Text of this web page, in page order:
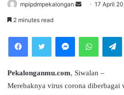
mpipdmpekalongan
e
m
17 April
2 minutes read
Pekalonganmu.com, Siwalan –
Merebaknya virus corona diberbagai